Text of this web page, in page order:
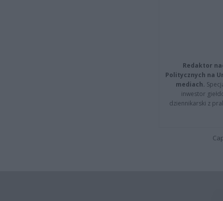
Redaktor
Politycznych na
mediach.
inwestor
dziennikarski z